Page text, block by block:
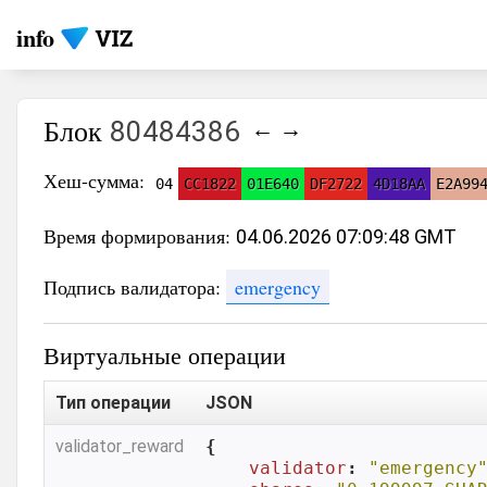
info
Блок 80484386 ← →
Хеш-сумма:
04 CC1822 01E640 DF2722 4D18AA E2A994
Время формирования: 04.06.2026 07:09:48 GMT
Подпись валидатора: emergency
Виртуальные операции
Тип операции JSON
validator_reward
{
validator :
"emergency"